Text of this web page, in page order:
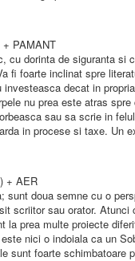
+ PAMANT
cu dorinta de siguranta
fi foarte inclinat spre
decat in
nu prea este atras
sau sa scrie in
in procese si taxe. Un
+ AER
sunt doua semne cu o
scriitor sau orator.
la prea multe proiecte
nici o indoiala ca un
sunt foarte schimbatoare